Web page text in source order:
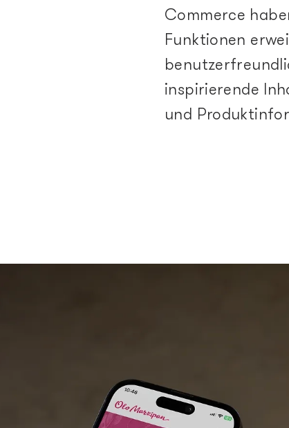
Commerce
Funktionen
inspirierende
und